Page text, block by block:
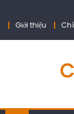
Giới thiệu